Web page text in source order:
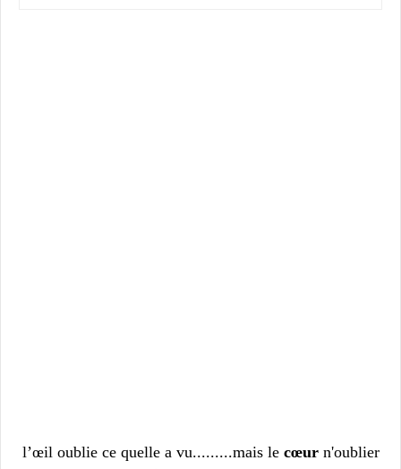
l’œil oublie ce quelle a vu.........mais le cœurn'oublier